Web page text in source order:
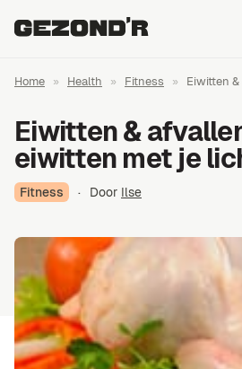
Home » Health » Fitness » Eiwitten &
Eiwitten &
eiwitten met je
Fitness · Door Ilse